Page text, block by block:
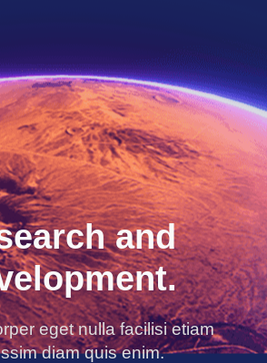
and
eget nulla facilisi etiam
diam quis enim.